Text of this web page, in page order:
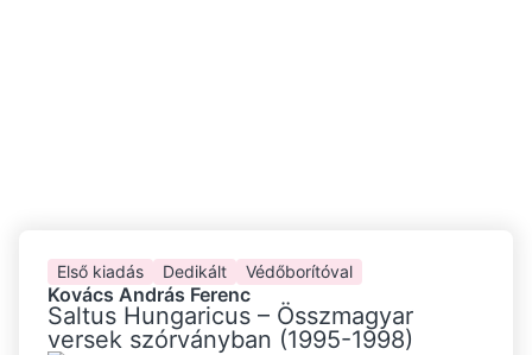
Első kiadás Dedikált Védőborítóval
Kovács András Ferenc
Saltus Hungaricus – Összmagyar
versek szórványban (1995-1998)